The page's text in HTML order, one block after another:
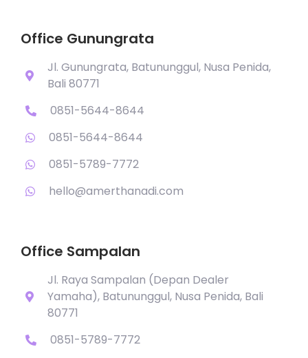
Office Gunungrata
Jl. Gunungrata, Batununggul, Nusa Penida,
Bali 80771
0851-5644-8644
0851-5644-8644
0851-5789-7772
hello@amerthanadi.com
Office Sampalan
Jl. Raya Sampalan (Depan Dealer
Yamaha), Batununggul, Nusa Penida, Bali
80771
0851-5789-7772